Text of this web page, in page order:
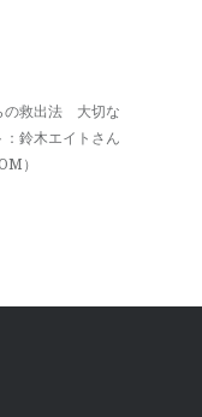
の救出法 大切な
鈴木エイトさん
）